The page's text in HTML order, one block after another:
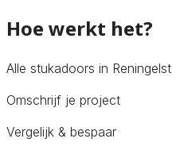
Hoe werkt het?
Alle stukadoors in Reningelst
Omschrijf je project
Vergelijk & bespaar